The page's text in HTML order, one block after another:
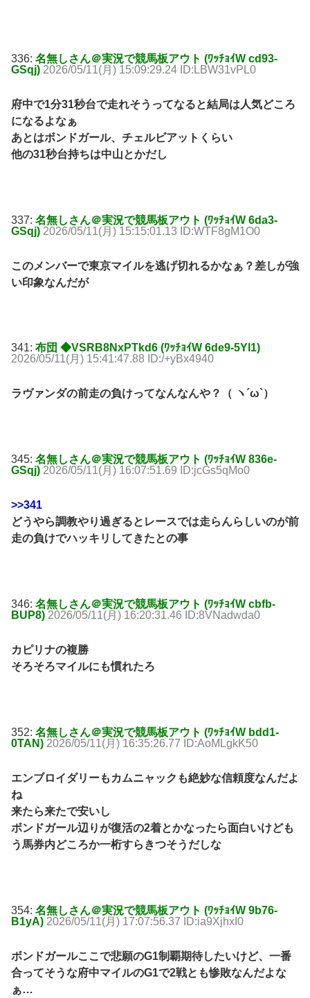
336: 名無しさん＠実況で競馬板アウト (ﾜｯﾁｮｲW cd93-
GSqj) 2026/05/11(月) 15:09:29.24 ID:LBW31vPL0
府中で1分31秒台で走れそうってなると結局は人気どころ
になるよなぁ
あとはボンドガール、チェルビアットくらい
他の31秒台持ちは中山とかだし
337: 名無しさん＠実況で競馬板アウト (ﾜｯﾁｮｲW 6da3-
GSqj) 2026/05/11(月) 15:15:01.13 ID:WTF8gM1O0
このメンバーで東京マイルを逃げ切れるかなぁ？差しが強
い印象なんだが
341: 布団 ◆VSRB8NxPTkd6 (ﾜｯﾁｮｲW 6de9-5Yl1)
2026/05/11(月) 15:41:47.88 ID:/+yBx4940
ラヴァンダの前走の負けってなんなんや？（ ヽ´ω`）
345: 名無しさん＠実況で競馬板アウト (ﾜｯﾁｮｲW 836e-
GSqj) 2026/05/11(月) 16:07:51.69 ID:jcGs5qMo0
>>341
どうやら調教やり過ぎるとレースでは走らんらしいのが前
走の負けでハッキリしてきたとの事
346: 名無しさん＠実況で競馬板アウト (ﾜｯﾁｮｲW cbfb-
BUP8) 2026/05/11(月) 16:20:31.46 ID:8VNadwda0
カピリナの複勝
そろそろマイルにも慣れたろ
352: 名無しさん＠実況で競馬板アウト (ﾜｯﾁｮｲW bdd1-
0TAN) 2026/05/11(月) 16:35:26.77 ID:AoMLgkK50
エンブロイダリーもカムニャックも絶妙な信頼度なんだよ
ね
来たら来たで安いし
ボンドガール辺りが復活の2着とかなったら面白いけども
う馬券内どころか一桁すらきつそうだしな
354: 名無しさん＠実況で競馬板アウト (ﾜｯﾁｮｲW 9b76-
B1yA) 2026/05/11(月) 17:07:56.37 ID:ia9XjhxI0
ボンドガールここで悲願のG1制覇期待したいけど、一番
合ってそうな府中マイルのG1で2戦とも惨敗なんだよな
ぁ…